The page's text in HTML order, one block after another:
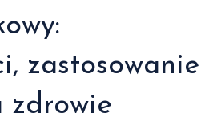
zastosowanie
zdrowie